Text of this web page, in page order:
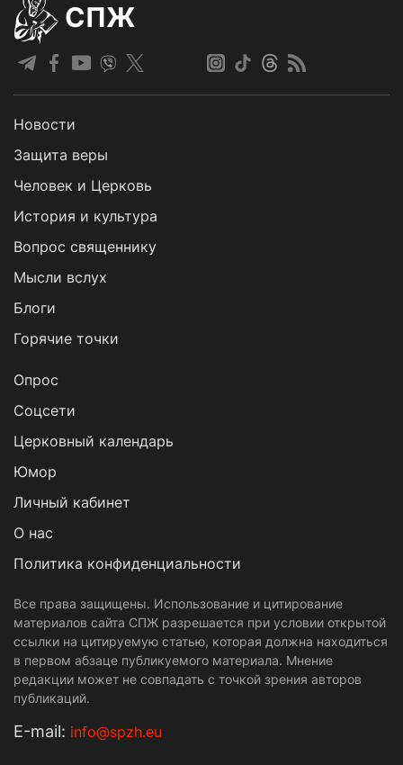
СПЖ
Новости
Защита веры
Человек и Церковь
История и культура
Вопрос священнику
Мысли вслух
Блоги
Горячие точки
Опрос
Cоцсети
Церковный календарь
Юмор
Личный кабинет
О нас
Политика конфиденциальности
Все права защищены. Использование и цитирование
материалов сайта СПЖ разрешается при условии открытой
ссылки на цитируемую статью, которая должна находиться
в первом абзаце публикуемого материала. Мнение
редакции может не совпадать с точкой зрения авторов
публикаций.
Е-mail: info@spzh.eu